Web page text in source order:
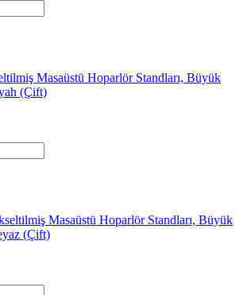
Masaüstü Hoparlör Standları, Büyük
(Çift)
Masaüstü Hoparlör Standları, Büyük
(Çift)